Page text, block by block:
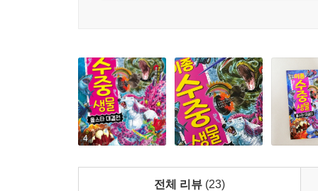
4
전체 리뷰 (23)